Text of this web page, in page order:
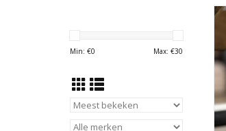
Min: €0 Max: €30